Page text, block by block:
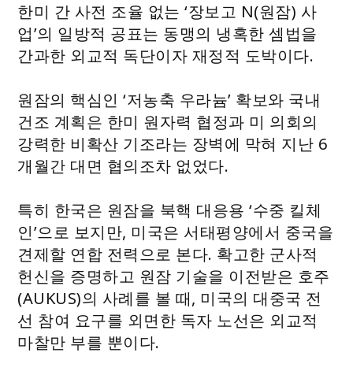
한미 간 사전 조율 없는 ‘장보고 N(원잠) 사
업’의 일방적 공표는 동맹의 냉혹한 셈법을
간과한 외교적 독단이자 재정적 도박이다.
원잠의 핵심인 ‘저농축 우라늄’ 확보와 국내
건조 계획은 한미 원자력 협정과 미 의회의
강력한 비확산 기조라는 장벽에 막혀 지난 6
개월간 대면 협의조차 없었다.
특히 한국은 원잠을 북핵 대응용 ‘수중 킬체
인’으로 보지만, 미국은 서태평양에서 중국을
견제할 연합 전력으로 본다. 확고한 군사적
헌신을 증명하고 원잠 기술을 이전받은 호주
(AUKUS)의 사례를 볼 때, 미국의 대중국 전
선 참여 요구를 외면한 독자 노선은 외교적
마찰만 부를 뿐이다.